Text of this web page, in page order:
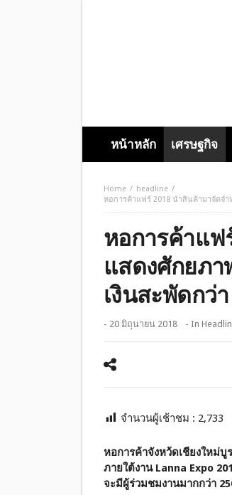
หน้าหลัก เศรษฐกิจ
Home
headline
หอการค้าแฟร์ 2018 นำสินค้ามาจัดจ
หอการค้าแฟ
แสดงศักยภา
เงินสะพัดกว่
- 20 มิถุนายน 2018 - In
จำนวนผู้เช้าชม : 2,733
หอการค้าจังหว้ดเชียงใหม่
ภายใต้งาน Lanna Expo
จะมีผู้ร่วมชมงานมากกว่า